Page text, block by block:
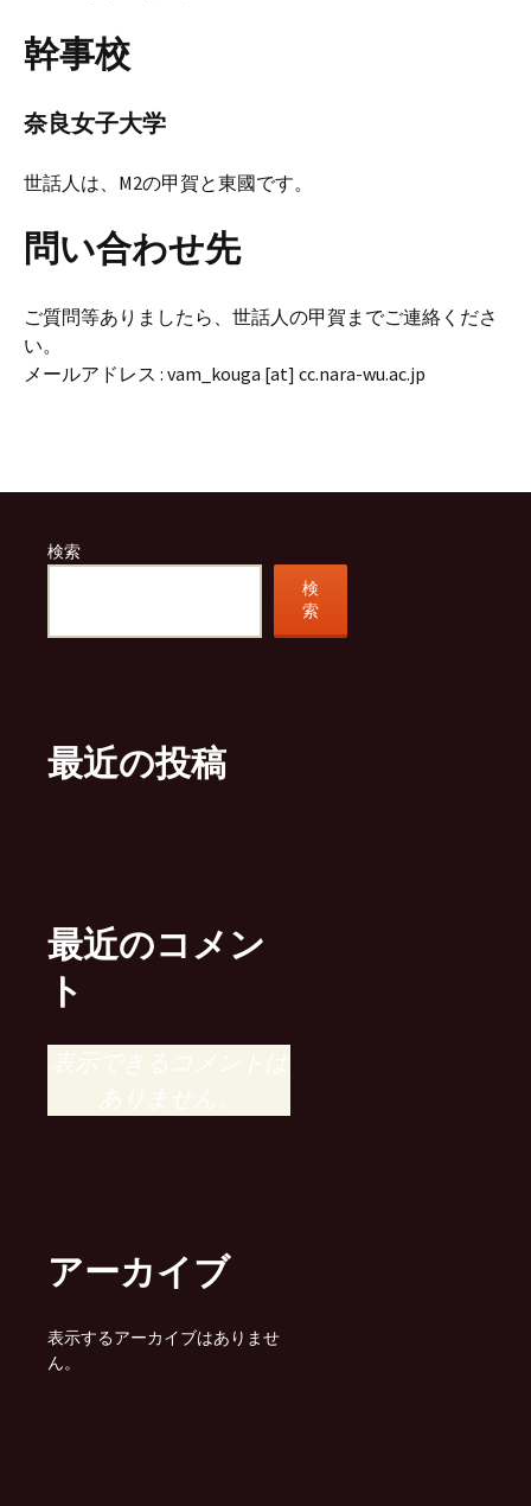
幹事校
奈良女子大学
世話人は、M2の甲賀と東國です。
問い合わせ先
ご質問等ありましたら、世話人の甲賀までご連絡くださ
い。
メールアドレス : vam_kouga [at] cc.nara-wu.ac.jp
検索
検
索
最近の投稿
最近のコメン
ト
表示できるコメントは
ありません。
アーカイブ
表示するアーカイブはありませ
ん。